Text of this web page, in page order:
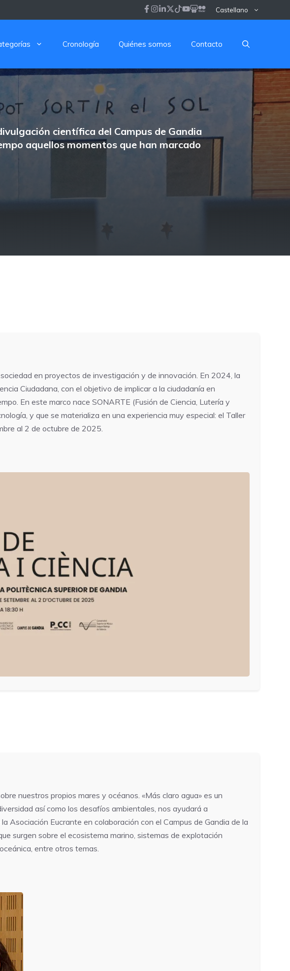
Castellano
Cronología Quiénes somos Contacto
científica del Campus de Gandia
aquellos momentos que han marcado
en proyectos de investigación y de innovación. En 2024, la
Ciudadana, con el objetivo de implicar a la ciudadanía en
En este marco nace SONARTE (Fusión de Ciencia, Lutería y
y que se materializa en una experiencia muy especial: el Taller
al 2 de octubre de 2025.
nuestros propios mares y océanos. «Más claro agua» es un
así como los desafíos ambientales, nos ayudará a
Asociación Eucrante en colaboración con el Campus de Gandia de la
surgen sobre el ecosistema marino, sistemas de explotación
entre otros temas.